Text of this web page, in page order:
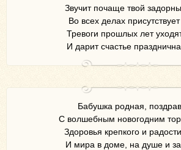
Звучит почаще твой
Во всех делах присутствует
Тревоги прошлых лет
И дарит счастье
Бабушка родная,
С волшебным новогодним
Здоровья крепкого и
И мира в доме, на душе и